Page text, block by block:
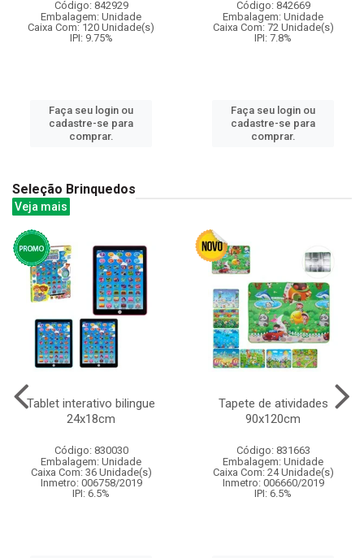
Código: 842929
Embalagem: Unidade
Caixa Com: 120 Unidade(s)
IPI: 9.75%
Faça seu login ou
cadastre-se para
comprar.
Código: 842669
Embalagem: Unidade
Caixa Com: 72 Unidade(s)
IPI: 7.8%
Faça seu login ou
cadastre-se para
comprar.
Seleção Brinquedos
Veja mais
Tablet interativo bilingue
24x18cm
Código: 830030
Embalagem: Unidade
Caixa Com: 36 Unidade(s)
Inmetro: 006758/2019
IPI: 6.5%
Tapete de atividades
90x120cm
Código: 831663
Embalagem: Unidade
Caixa Com: 24 Unidade(s)
Inmetro: 006660/2019
IPI: 6.5%